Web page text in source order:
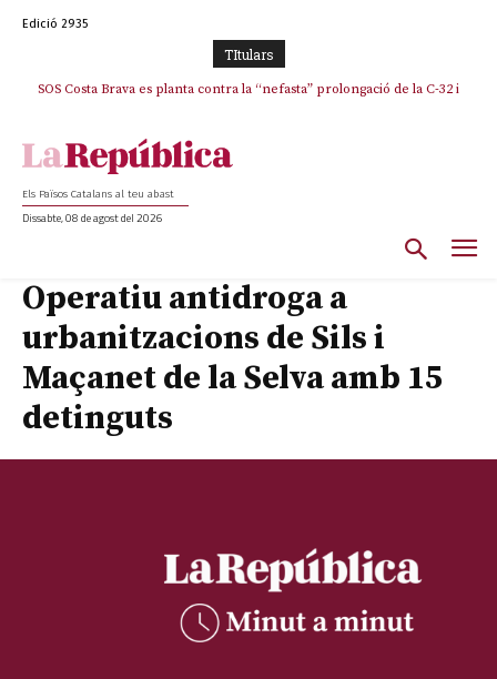
Edició 2935
TItulars
SOS Costa Brava es planta contra la “nefasta” prolongació de la C-32 i
La memòria viva de Josep Sunyol uneix l’esport i la cultura en un emotiu
Els Països Catalans al teu abast
Dissabte, 08 de agost del 2026
Operatiu antidroga a
urbanitzacions de Sils i
Maçanet de la Selva amb 15
detinguts